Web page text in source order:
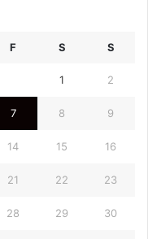
F S S
1 2
7 8 9
14 15 16
21 22 23
28 29 30